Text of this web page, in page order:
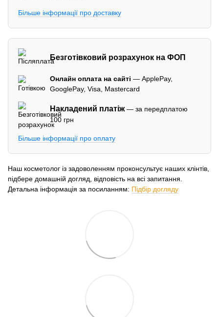
Більше інформації про доставку
Безготівковий розрахунок на ФОП
Онлайн оплата на сайті — ApplePay,
GooglePay, Visa, Mastercard
Накладений платіж— за передплатою
100 грн
Більше інформації про оплату
Наш косметолог із задоволенням проконсультує наших клінтів,
підбере домашній догляд, відповість на всі запитання.
Детальна інформація за посиланням: Підбір догляду